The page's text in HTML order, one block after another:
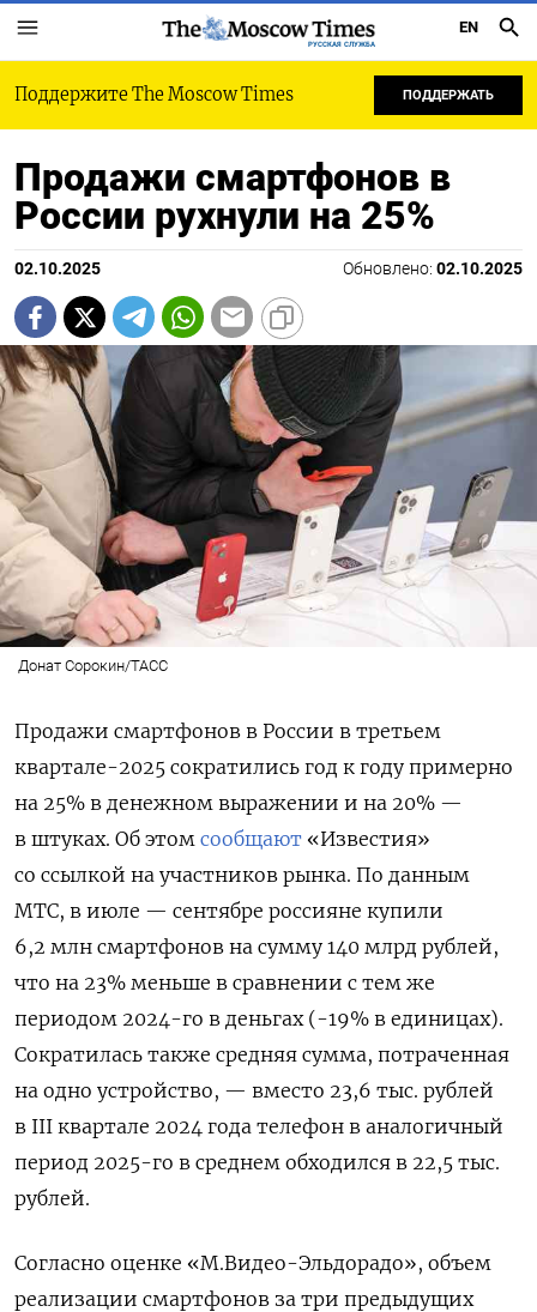
РУССКАЯ СЛУЖБА
EN
Поддержите The Moscow Times ПОДДЕРЖАТЬ
Продажи смартфонов в
России рухнули на 25%
02.10.2025 Обновлено: 02.10.2025
Донат Сорокин/ТАСС
Продажи смартфонов в России в третьем
квартале-2025 сократились год к году примерно
на 25% в денежном выражении и на 20% —
в штуках. Об этом сообщают «Известия»
со ссылкой на участников рынка. По данным
МТС, в июле — сентябре россияне купили
6,2 млн смартфонов на сумму 140 млрд рублей,
что на 23% меньше в сравнении с тем же
периодом 2024-го в деньгах (-19% в единицах).
Сократилась также средняя сумма, потраченная
на одно устройство, — вместо 23,6 тыс. рублей
в III квартале 2024 года телефон в аналогичный
период 2025-го в среднем обходился в 22,5 тыс.
рублей.
Согласно оценке «М.Видео-Эльдорадо», объем
реализации смартфонов за три предыдущих